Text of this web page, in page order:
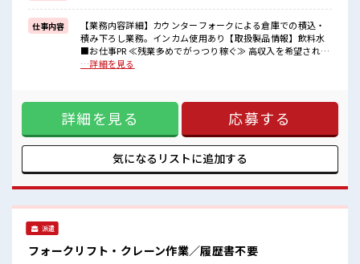
■職場の雰囲気
“コジンマリ”が好きな方にもお勧め！！
少人数の職場です♪
休憩室で楽しくおしゃべり！
私物の置きすぎには注意が必要ですね★
仕事内容
【業務内容詳細】カウンターフォークによる倉庫での積込・
積み下ろし業務。インカム使用あり【取扱製品情報】飲料水
■お仕事PR ≪残業多めでがっつり稼ぐ≫ 高収入を希望される
方にオススメ。 残業は月20時間以上あります♪ ≪機能的な制
ど、 しっかり働く環境が整っています！ イチからスキルUP・
ステップUP目指していきましょう！ ≪自分に合った期間で働
ける≫ 福利厚生が整った派遣のお仕事です！ ■職場の雰囲気
“コジンマリ”が好きな方にもお勧め！！ 少人数の職場です♪
休憩室で楽しくおしゃべり！ ストレス解消☆ 職場にはロッカ
ー完備！ 私物の置きすぎには注意が必要ですね★
…詳細を見る
詳細を見る 応募する
気になるリストに追加する
派遣
フォークリフト・クレーン作業／履歴書不要